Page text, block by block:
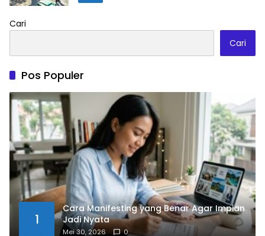
Cari
Cari
Pos Populer
1
Cara Manifesting yang Benar Agar Impian
Jadi Nyata
Mei 30, 2026 0